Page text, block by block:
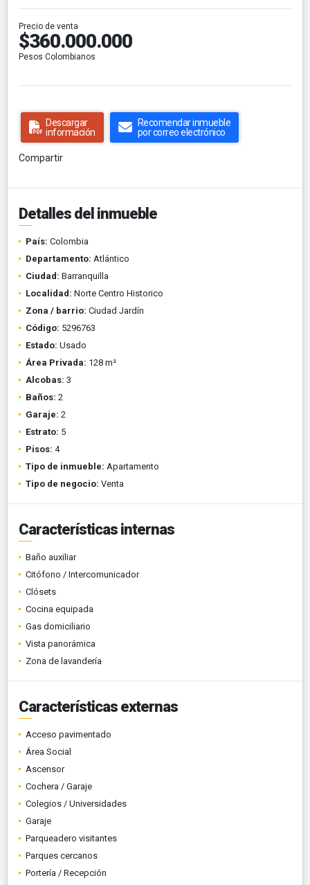
Precio de venta
$360.000.000
Pesos Colombianos
Descargar
información
Recomendar inmueble
por correo electrónico
Compartir
Detalles del inmueble
País: Colombia
Departamento: Atlántico
Ciudad: Barranquilla
Localidad: Norte Centro Historico
Zona / barrio: Ciudad Jardín
Código: 5296763
Estado: Usado
Área Privada: 128 m²
Alcobas: 3
Baños: 2
Garaje: 2
Estrato: 5
Pisos: 4
Tipo de inmueble: Apartamento
Tipo de negocio: Venta
Características internas
Baño auxiliar
Citófono / Intercomunicador
Clósets
Cocina equipada
Gas domiciliario
Vista panorámica
Zona de lavandería
Características externas
Acceso pavimentado
Área Social
Ascensor
Cochera / Garaje
Colegios / Universidades
Garaje
Parqueadero visitantes
Parques cercanos
Portería / Recepción